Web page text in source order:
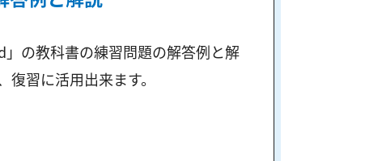
の教科書の練習問題の解答例と解
習に活用出来ます。